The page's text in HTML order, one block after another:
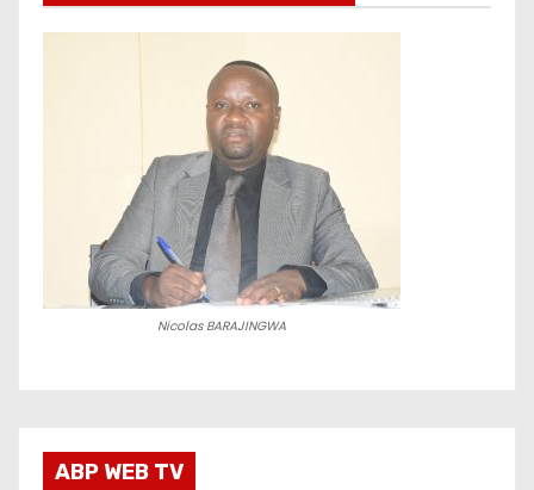
Nicolas BARAJINGWA
ABP WEB TV